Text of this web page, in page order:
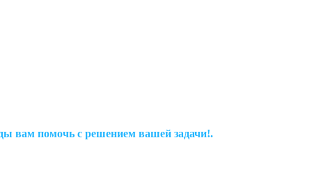
вам помочь с решением вашей задачи!.